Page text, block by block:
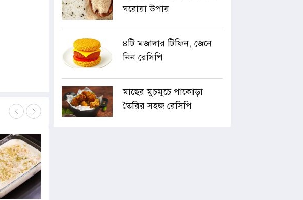
ঘরোয়া উপায়
৪টি মজাদার টিফিন, জেনে
নিন রেসিপি
মাছের মুচমুচে পাকোড়া
তৈরির সহজ রেসিপি